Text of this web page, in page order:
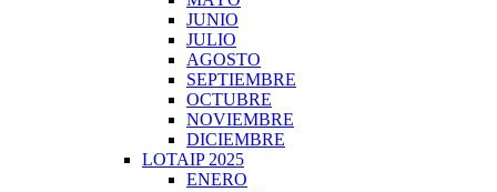
JUNIO
JULIO
AGOSTO
SEPTIEMBRE
OCTUBRE
NOVIEMBRE
DICIEMBRE
LOTAIP 2025
ENERO